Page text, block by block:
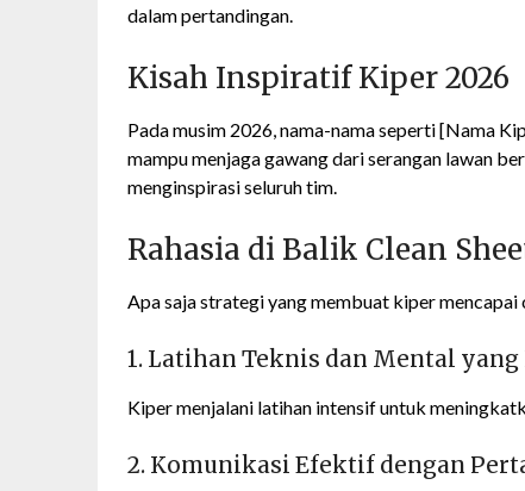
dalam pertandingan.
Kisah Inspiratif Kiper 2026
Pada musim 2026, nama-nama seperti [Nama
mampu menjaga gawang dari serangan lawan
menginspirasi seluruh tim.
Rahasia di Balik Clean
Apa saja strategi yang membuat kiper
1. Latihan Teknis dan Mental yang
Kiper menjalani latihan intensif untuk
2. Komunikasi Efektif dengan